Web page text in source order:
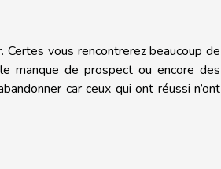
vous rencontrerez beaucoup de
manque de prospect ou encore des
car ceux qui ont réussi n’ont